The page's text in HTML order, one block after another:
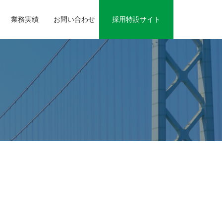
業務実績 お問い合わせ 採用特設サイト